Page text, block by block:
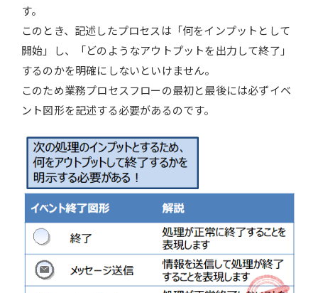
す。
このとき、記述したプロセスは「何をインプットとして
開始」し、「どのようなアウトプットを出力して終了」
するのかを明確にしないといけません。
このため業務プロセスフローの最初と最後には必ずイベ
ント図形を記述する必要があるのです。